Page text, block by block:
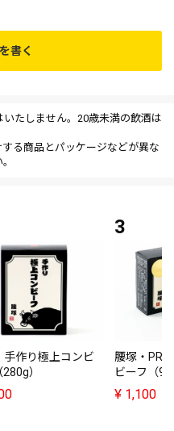
書く
たしません。20歳未満の飲酒は
る商品とパッケージなどが異な
手作り極上コンビ
）
腰塚・
ビーフ（
¥ 1,100